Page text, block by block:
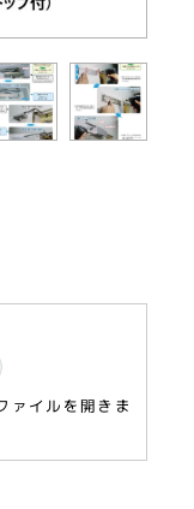
ァイルを開きま